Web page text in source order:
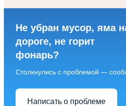
Не убран мусор, яма
дороге, не горит
фонарь?
Столкнулись с проблемой —
Написать о проблеме